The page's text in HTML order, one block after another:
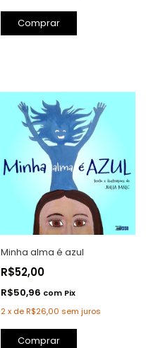
Comprar
Minha alma é azul
R$52,00
R$50,96 com Pix
2 x deR$26,00 sem juros
Comprar